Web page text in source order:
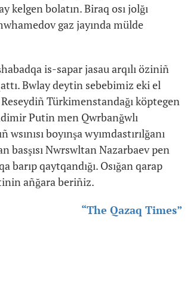
kelgen bolatın. Biraq osı jolğı
gaz jayında mülde
is-sapar jasau arqılı öziniñ
Bwlay deytin sebebimiz eki el
Reseydiñ Türkimenstandağı köptegen
Putin men Qwrbanğwlı
boyınşa wyımdastırılğanı
basşısı Nwrswltan Nazarbaev pen
qaytqandığı. Osığan qarap
añğara beriñiz.
“The Qazaq Times”